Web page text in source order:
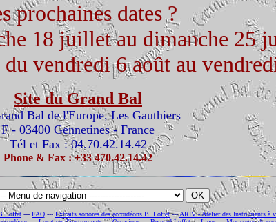
prochaines dates ?
18 juillet au dimanche 25
vendredi 6 août au
Site du Grand Bal
Bal de l'Europe, Les Gauthiers
F - 03400 Gennetines - France
Tél et Fax : 04.70.42.14.42
Phone & Fax : +33 470.42.14.42
--- FAQ --- Extraits sonores des accordéons B. Loffet---ARIV - Atelier des Instruments à